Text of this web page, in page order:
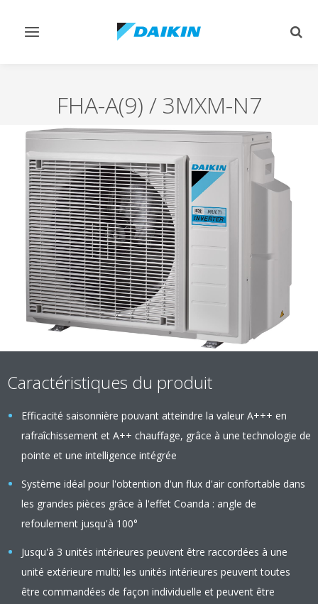
Afficher/masquer
FHA-A(9) / 3MXM-N7
Caractéristiques du produit
Efficacité saisonnière pouvant atteindre la valeur A+++ en
rafraîchissement et A++ chauffage, grâce à une technologie de
pointe et une intelligence intégrée
Système idéal pour l'obtention d'un flux d'air confortable dans
les grandes pièces grâce à l'effet Coanda : angle de
refoulement jusqu'à 100°
Jusqu'à 3 unités intérieures peuvent être raccordées à une
unité extérieure multi; les unités intérieures peuvent toutes
être commandées de façon individuelle et peuvent être